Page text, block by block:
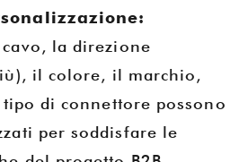
la direzione
il colore, il marchio,
di connettore possono
per soddisfare le